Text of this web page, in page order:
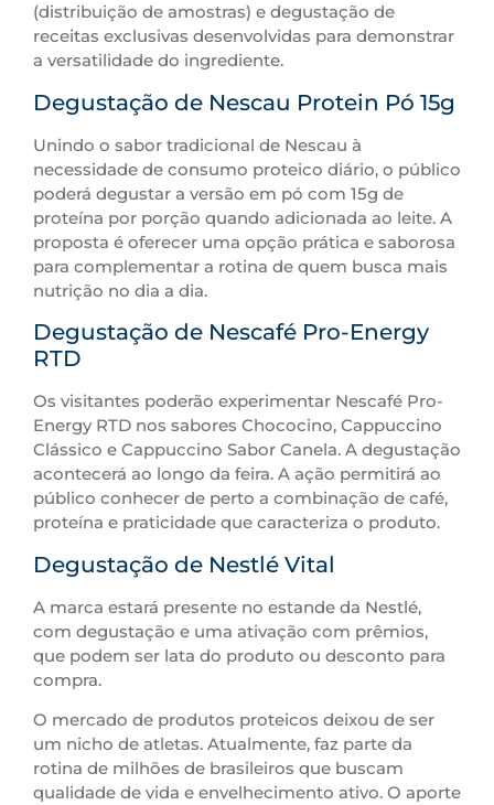
(distribuição de amostras) e degustação de
receitas exclusivas desenvolvidas para demonstrar
a versatilidade do ingrediente.
Degustação de Nescau Protein Pó 15g
Unindo o sabor tradicional de Nescau à
necessidade de consumo proteico diário, o público
poderá degustar a versão em pó com 15g de
proteína por porção quando adicionada ao leite. A
proposta é oferecer uma opção prática e saborosa
para complementar a rotina de quem busca mais
nutrição no dia a dia.
Degustação de Nescafé Pro-Energy
RTD
Os visitantes poderão experimentar Nescafé Pro-
Energy RTD nos sabores Chococino, Cappuccino
Clássico e Cappuccino Sabor Canela. A degustação
acontecerá ao longo da feira. A ação permitirá ao
público conhecer de perto a combinação de café,
proteína e praticidade que caracteriza o produto.
Degustação de Nestlé Vital
A marca estará presente no estande da Nestlé,
com degustação e uma ativação com prêmios,
que podem ser lata do produto ou desconto para
compra.
O mercado de produtos proteicos deixou de ser
um nicho de atletas. Atualmente, faz parte da
rotina de milhões de brasileiros que buscam
qualidade de vida e envelhecimento ativo. O aporte